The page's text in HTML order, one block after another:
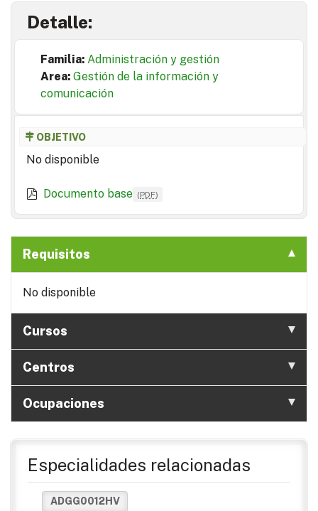
Detalle:
Familia: Administración y gestión
Area: Gestión de la información y
comunicación
OBJETIVO
No disponible
Documento base (PDF)
Requisitos
No disponible
Cursos
Centros
Ocupaciones
Especialidades relacionadas
ADGG0012HV